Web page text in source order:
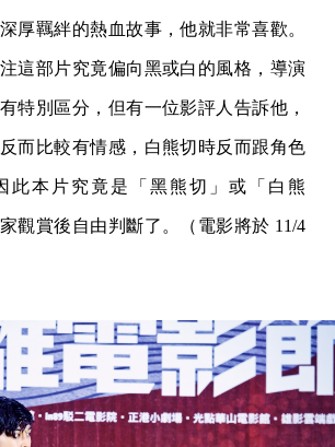
厚羈絆的熱血故事，他就非常喜歡。
這部片究竟偏向黑或白的風格，導演
特別區分，但有一位影評人告訴他，
而比較有情感，白熊切時反而跟角色
此本片究竟是「黑熊切」或「白熊
觀賞後自由判斷了。（電影將於 11/4